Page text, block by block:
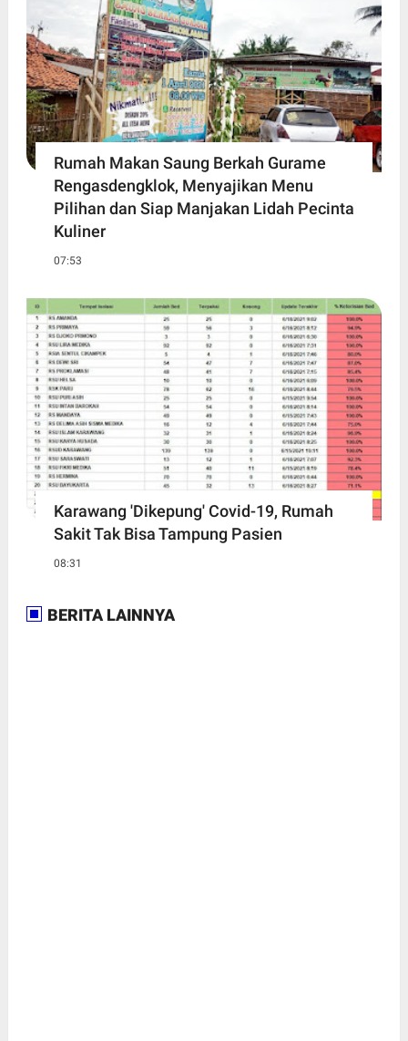
Rumah Makan Saung Berkah Gurame
Rengasdengklok, Menyajikan Menu
Pilihan dan Siap Manjakan Lidah Pecinta
Kuliner
07:53
Karawang 'Dikepung' Covid-19, Rumah
Sakit Tak Bisa Tampung Pasien
08:31
BERITA LAINNYA